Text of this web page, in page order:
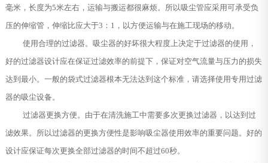
毫米，长度为5米左右，运输与搬运都很麻烦。所以吸尘管应采用可承受负
压的伸缩管，伸缩比应大于3：1，以方便运输与在施工现场的移动。
使用合理的过滤器。吸尘器的好坏很大程度上决定于过滤器的使用，
好的过滤器设计应在保证过滤效率的前提下，保证对空气流量与压力的损失
达到最小。一般的袋式过滤器根本无法达到这个标准，请选择使用专用过滤
器的吸尘设备。
过滤器更换方便。由于在清洗施工中需要多次更换过滤器，以达到过
滤效果。所以过滤器的更换方便性是影响吸尘器使用效率的重要问题。好的
设计应保证每次更换全部过滤器的时间不超过60秒。